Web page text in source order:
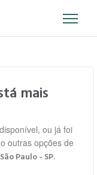
mais
ou já foi
outras opções de
Paulo - SP.